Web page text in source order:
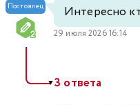
Постоялец Интересно
29 июля 2026 16:14
▼3 ответа